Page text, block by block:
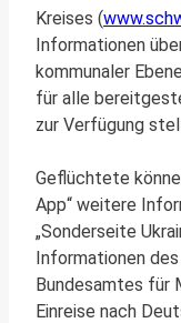
Kreises (
Informationen
kommunaler
für alle
zur Verfügung
Geflüchtete
App“ weitere
„Sonderseite
Informationen
Bundesamtes für
Einreise nach